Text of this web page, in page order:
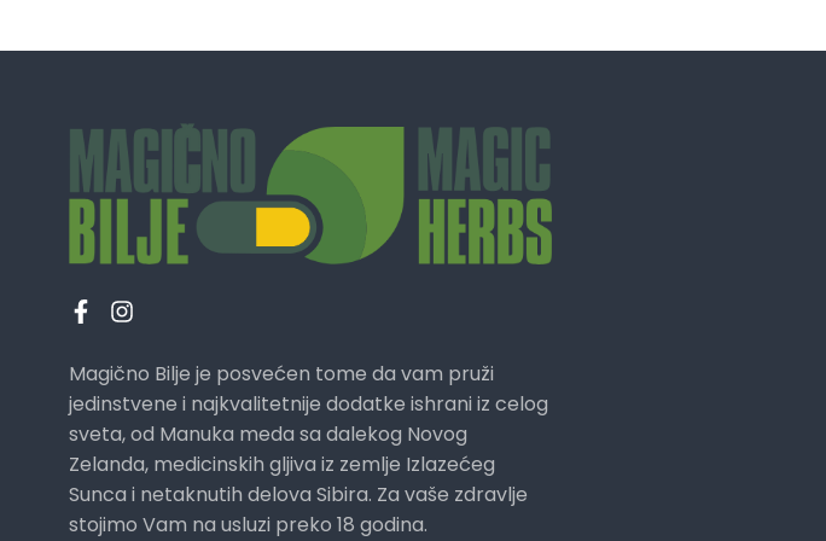
Magično Bilje je posvećen tome da vam pruži
jedinstvene i najkvalitetnije dodatke ishrani iz celog
sveta, od Manuka meda sa dalekog Novog
Zelanda, medicinskih gljiva iz zemlje Izlazećeg
Sunca i netaknutih delova Sibira. Za vaše zdravlje
stojimo Vam na usluzi preko 18 godina.